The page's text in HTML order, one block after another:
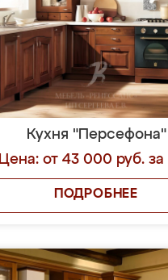
Кухня "Персефона"
Цена: от 43 000 руб. за
ПОДРОБНЕЕ